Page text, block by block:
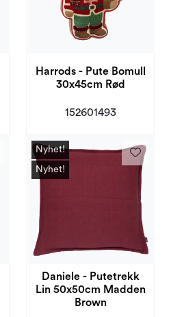
Harrods - Pute Bomull
30x45cm Rød
152601493
Nyhet!
Nyhet!
Daniele - Putetrekk
Lin 50x50cm Madden
Brown